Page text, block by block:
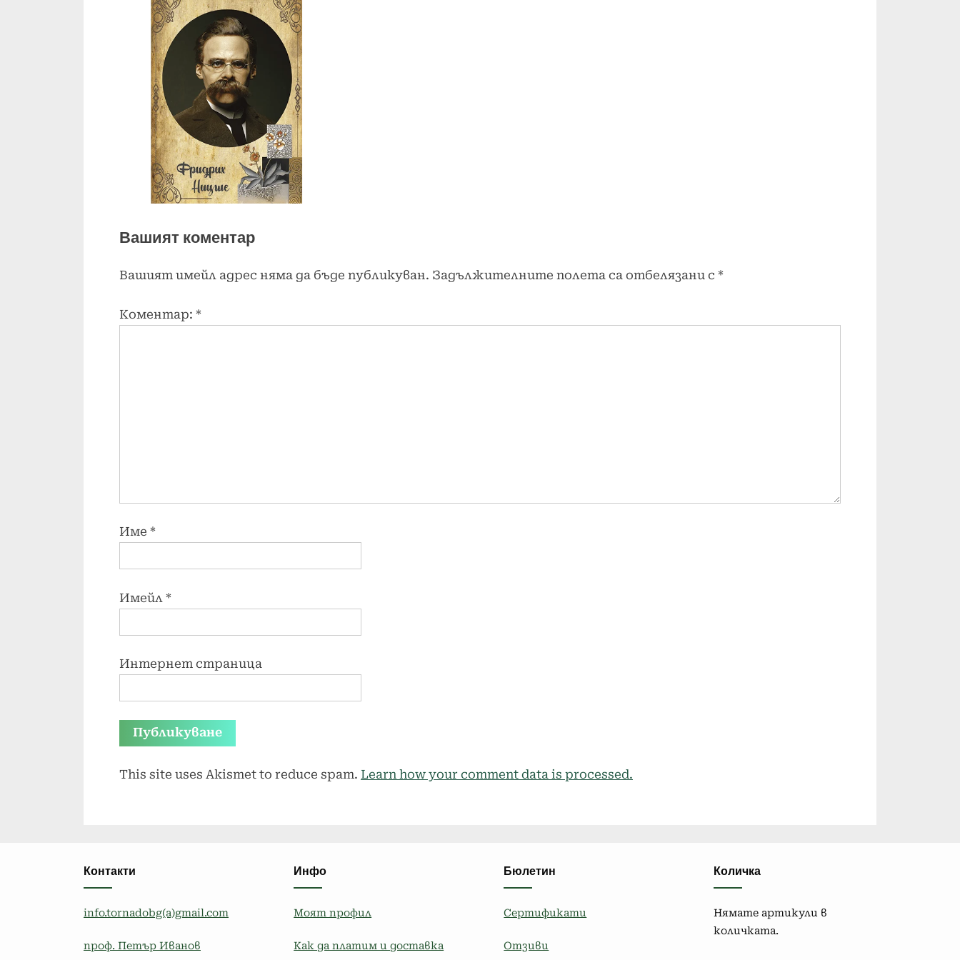
Вашият коментар
Вашият имейл адрес няма да бъде публикуван. Задължителните полета са отбелязани с *
Коментар: *
Име *
Имейл *
Интернет страница
This site uses Akismet to reduce spam. Learn how your comment data is processed.
Контакти
info.tornadobg(a)gmail.com
проф. Петър Иванов
Инфо
Моят профил
Как да платим и доставка
Бюлетин
Сертификати
Отзиви
Количка
Нямате артикули в
количката.